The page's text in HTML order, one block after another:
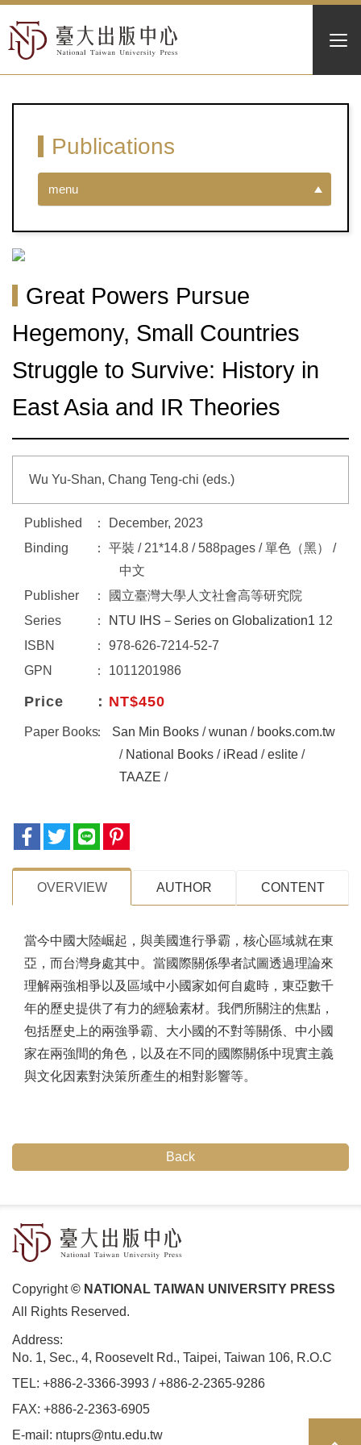
Publications
menu
Great Powers Pursue
Hegemony, Small Countries
Struggle to Survive: History in
East Asia and IR Theories
Wu Yu-Shan, Chang Teng-chi (eds.)
Published
December, 2023
Binding
平裝 / 21*14.8 / 588pages / 單色（黑） /
中文
Publisher
國立臺灣大學人文社會高等研究院
Series
NTU IHS－Series on Globalization1 12
ISBN
978-626-7214-52-7
GPN
1011201986
Price NT$450
Paper Books San Min Books /wunan / books.com.tw
/ National Books / iRead /eslite /
TAAZE /
OVERVIEW AUTHOR CONTENT
當今中國大陸崛起，與美國進行爭霸，核心區域就在東
亞，而台灣身處其中。當國際關係學者試圖透過理論來
理解兩強相爭以及區域中小國家如何自處時，東亞數千
年的歷史提供了有力的經驗素材。我們所關注的焦點，
包括歷史上的兩強爭霸、大小國的不對等關係、中小國
家在兩強間的角色，以及在不同的國際關係中現實主義
與文化因素對決策所產生的相對影響等。
Back
Copyright© NATIONAL TAIWAN UNIVERSITY PRESS
All Rights Reserved.
Address:
No. 1, Sec., 4, Roosevelt Rd., Taipei, Taiwan 106, R.O.C
TEL: +886-2-3366-3993 /+886-2-2365-9286
FAX: +886-2-2363-6905
E-mail: ntuprs@ntu.edu.tw